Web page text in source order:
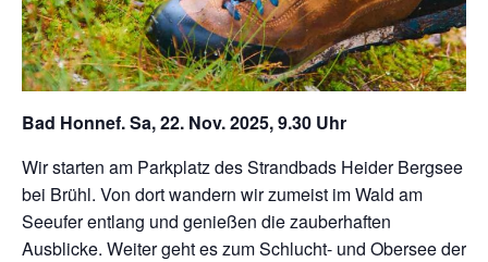
Bad Honnef. Sa, 22. Nov. 2025, 9.30 Uhr
Wir starten am Parkplatz des Strandbads Heider Bergsee
bei Brühl. Von dort wandern wir zumeist im Wald am
Seeufer entlang und genießen die zauberhaften
Ausblicke. Weiter geht es zum Schlucht- und Obersee der